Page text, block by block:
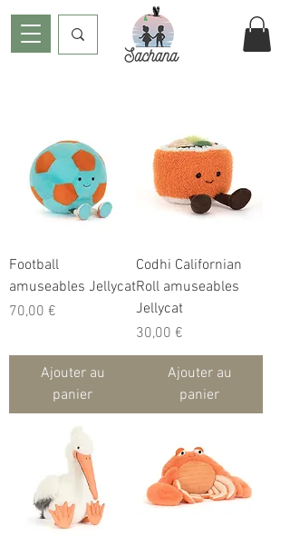
Football
amuseables Jellycat
Prix
70,00 €
Ajouter au
panier
Codhi Californian
Roll amuseables
Jellycat
Prix
30,00 €
Ajouter au
panier